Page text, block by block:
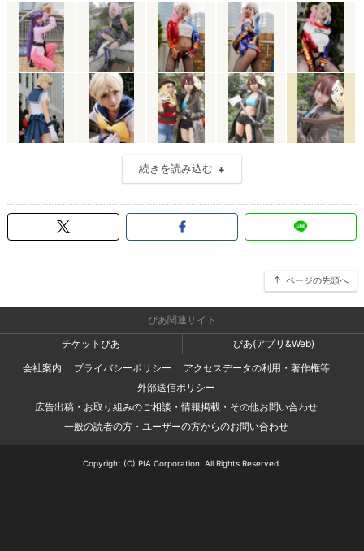
続きを読み込む
ページの先頭へ
ぴあ関連サイト
チケットぴあ
ぴあ(アプリ&Web)
会社案内
プライバシーポリシー
アクセスデータの利用・著作権等
外部送信ポリシー
広告出稿・お取り組みのご相談・情報掲載・その他お問い合わせ
一般の読者の方・ユーザーの方からのお問い合わせ
Copyright (C) PIA Corporation. All Rights Reserved.